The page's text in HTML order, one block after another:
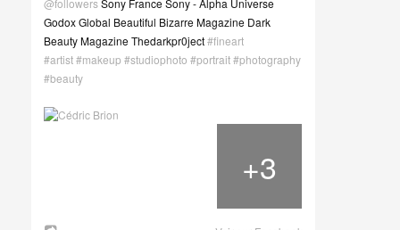
Godox Global Beautiful Bizarre Magazine Dark
Beauty Magazine Thedarkpr0ject#fineart
#artist#makeup #studiophoto #portrait#photography
#beauty
+3